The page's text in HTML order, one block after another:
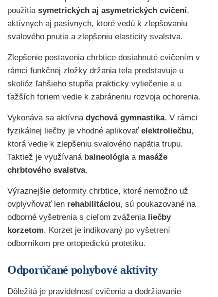
použitia symetrických aj asymetrických cvičení,
aktívnych aj pasívnych, ktoré vedú k zlepšovaniu
svalového pnutia a zlepšeniu elasticity svalstva.
Zlepšenie postavenia chrbtice dosiahnuté cvičením v
rámci funkčnej zložky držania tela predstavuje u
skolióz ľahšieho stupňa prakticky vyliečenie a u
ťažších foriem vedie k zabráneniu rozvoja ochorenia.
Vykonáva sa aktívna dychová gymnastika. V rámci
fyzikálnej liečby je vhodné aplikovať elektroliečbu,
ktorá vedie k zlepšeniu svalového napätia trupu.
Taktiež je využívaná balneológiaa masáže
chrbtového svalstva.
Výraznejšie deformity chrbtice, ktoré nemožno už
ovplyvňovať len rehabilitáciou, sú poukazované na
odborné vyšetrenia s cieľom zváženia liečby
korzetom. Korzet je indikovaný po vyšetrení
odborníkom pre ortopedickú protetiku.
Odporúčané pohybové aktivity
Dôležitá je pravidelnosť cvičenia a dodržiavanie